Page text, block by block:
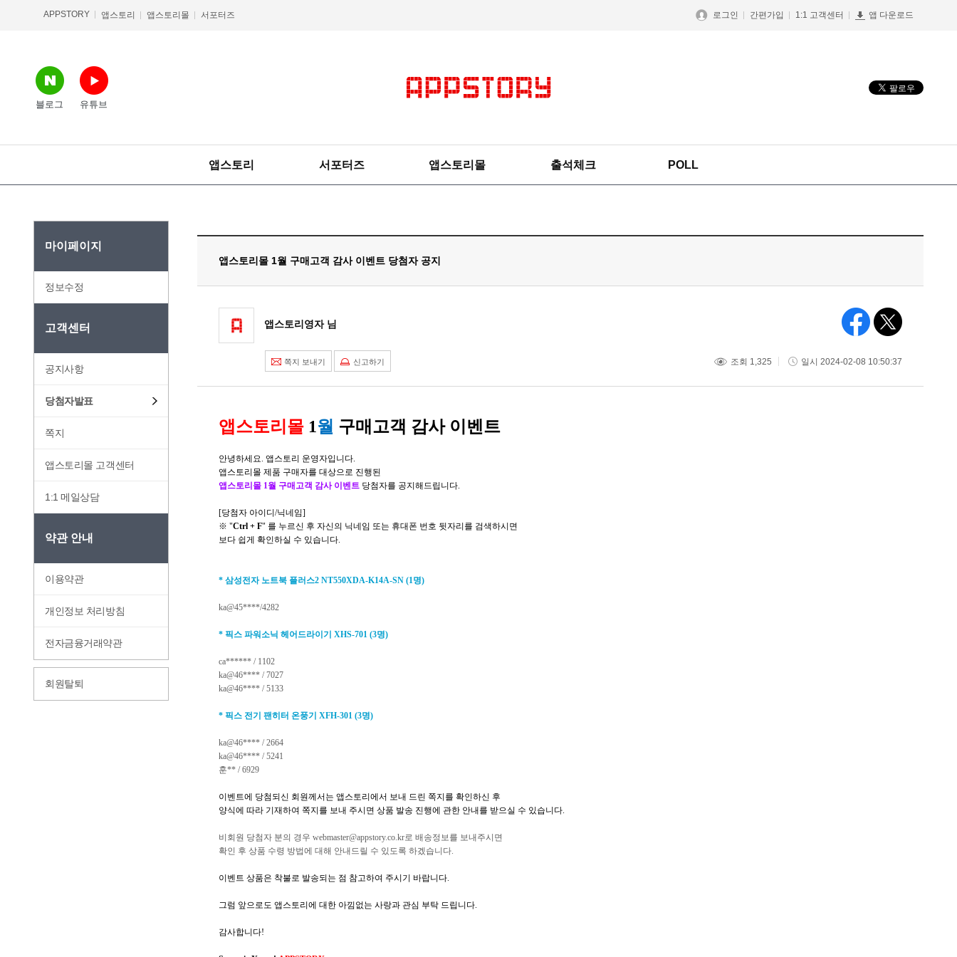
APPSTORY 앱스토리 앱스토리몰 서포터즈 로그인 간편가입 1:1 고객센터 앱 다운로드
블로그 유튜브
앱스토리 서포터즈 앱스토리몰 출석체크 POLL
마이페이지
정보수정
고객센터
공지사항
당첨자발표
쪽지
앱스토리몰 고객센터
1:1 메일상담
약관 안내
이용약관
개인정보 처리방침
전자금융거래약관
회원탈퇴
앱스토리몰 1월 구매고객 감사 이벤트 당첨자 공지
앱스토리영자 님
쪽지 보내기 신고하기 조회 1,325 일시 2024-02-08 10:50:37
앱스토리몰 1월 구매고객 감사 이벤트
안녕하세요. 앱스토리 운영자입니다.
앱스토리몰 제품 구매자를 대상으로 진행된
앱스토리몰 1월 구매고객 감사 이벤트 당첨자를 공지해드립니다.
[당첨자 아이디 /닉네임]
※ "Ctrl + F" 를 누르신 후 자신의 닉네임 또는 휴대폰 번호 뒷자리를 검색하시면
보다 쉽게 확인하실 수 있습니다.
* 삼성전자 노트북 플러스2 NT550XDA-K14A-SN (1명)
ka@45****/4282
* 픽스 파워소닉 헤어드라이기 XHS-701 (3명)
ca****** / 1102
ka@46**** / 7027
ka@46**** / 5133
* 픽스 전기 팬히터 온풍기 XFH-301 (3명)
ka@46**** / 2664
ka@46**** / 5241
훈** / 6929
이벤트에 당첨되신 회원께서는 앱스토리에서 보내 드린 쪽지를 확인하신 후
양식에 따라 기재하여 쪽지를 보내 주시면 상품 발송 진행에 관한 안내를 받으실 수 있습니다.
비회원 당첨자 분의 경우 webmaster@appstory.co.kr로 배송정보를 보내주시면
확인 후 상품 수령 방법에 대해 안내드릴 수 있도록 하겠습니다.
이벤트 상품은 착불로 발송되는 점 참고하여 주시기 바랍니다.
그럼 앞으로도 앱스토리에 대한 아낌없는 사랑과 관심 부탁 드립니다.
감사합니다!